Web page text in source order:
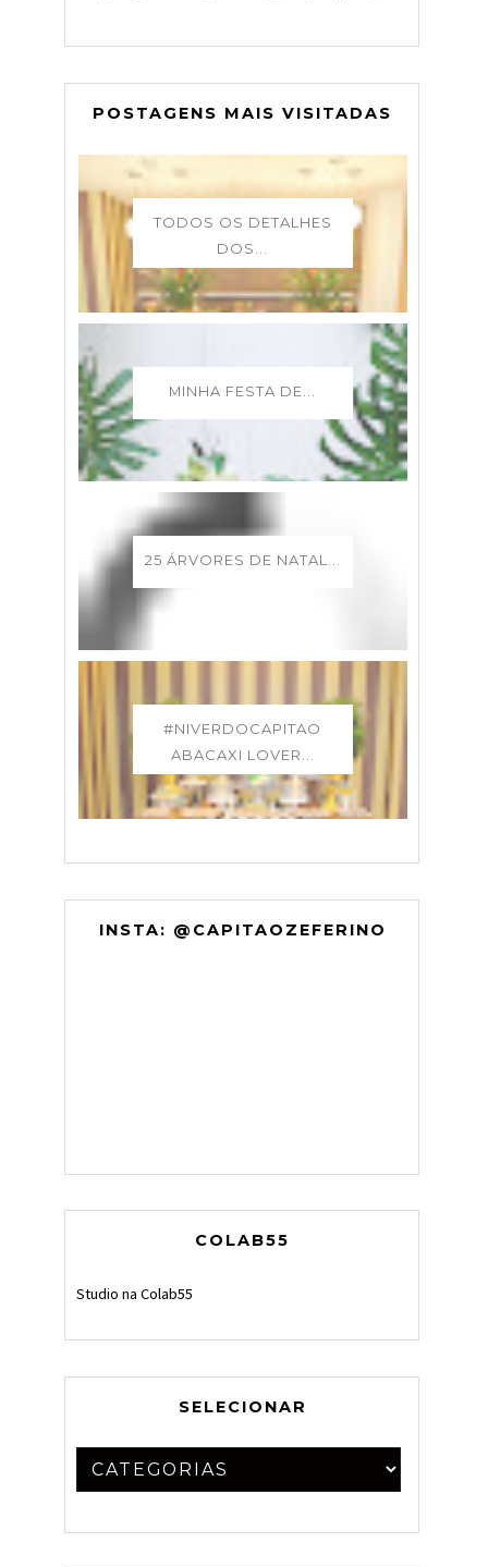
POSTAGENS MAIS VISITADAS
TODOS OS DETALHES
DOS...
MINHA FESTA DE...
25 ÁRVORES DE NATAL...
#NIVERDOCAPITAO
ABACAXI LOVER...
INSTA: @CAPITAOZEFERINO
COLAB55
Studio na Colab55
SELECIONAR